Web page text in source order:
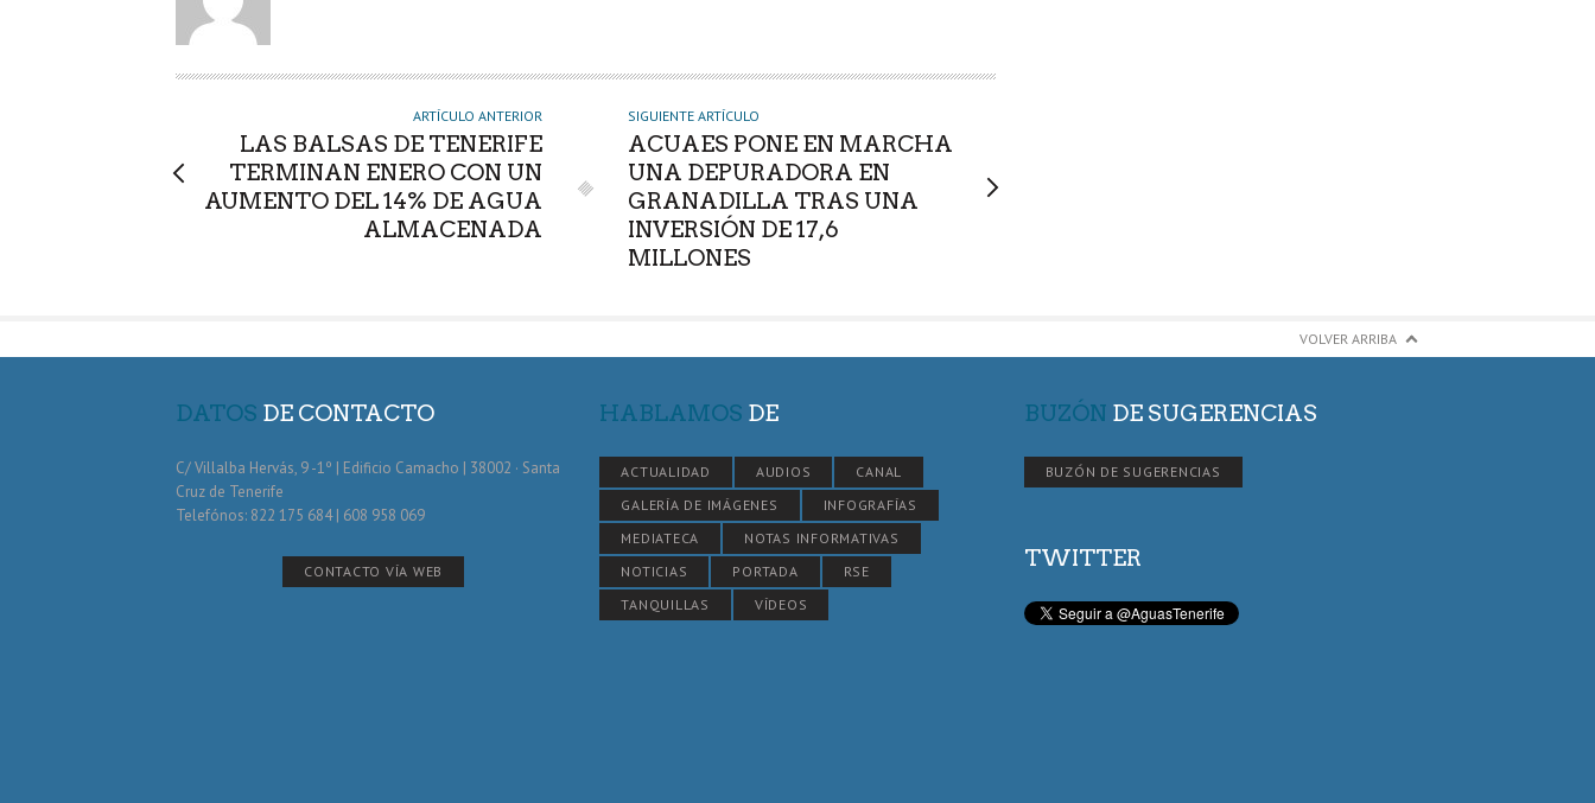
R
ARTÍCULO ANTERIOR
LAS BALSAS DE TENERIFE
TERMINAN ENERO CON UN
AUMENTO DEL 14% DE AGUA
ALMACENADA
SIGUIENTE ARTÍCULO
ACUAES PONE EN MARCHA
UNA DEPURADORA EN
GRANADILLA TRAS UNA
INVERSIÓN DE 17,6
MILLONES
VOLVER ARRIBA
DATOS DE CONTACTO
C/ Villalba Hervás, 9 -1º | Edificio Camacho | 38002 · Santa
Cruz de Tenerife
Telefónos: 822 175 684 | 608 958 069
CONTACTO VÍA WEB
HABLAMOS DE
ACTUALIDAD AUDIOS
CANAL
GALERÍA DE IMÁGENES
INFOGRAFÍAS
MEDIATECA
NOTAS INFORMATIVAS
NOTICIAS
PORTADA
RSE
TANQUILLAS
VÍDEOS
BUZÓN DE SUGERENCIAS
BUZÓN DE SUGERENCIAS
TWITTER